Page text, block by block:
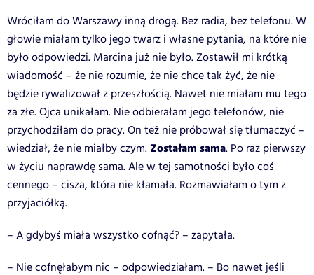
Wróciłam do Warszawy inną drogą. Bez radia, bez telefonu. W
głowie miałam tylko jego twarz i własne pytania, na które nie
było odpowiedzi. Marcina już nie było. Zostawił mi krótką
wiadomość – że nie rozumie, że nie chce tak żyć, że nie
będzie rywalizował z przeszłością. Nawet nie miałam mu tego
za złe. Ojca unikałam. Nie odbierałam jego telefonów, nie
przychodziłam do pracy. On też nie próbował się tłumaczyć –
wiedział, że nie miałby czym. Zostałam sama. Po raz pierwszy
w życiu naprawdę sama. Ale w tej samotności było coś
cennego – cisza, która nie kłamała. Rozmawiałam o tym z
przyjaciółką.
– A gdybyś miała wszystko cofnąć? – zapytała.
– Nie cofnęłabym nic – odpowiedziałam. – Bo nawet jeśli